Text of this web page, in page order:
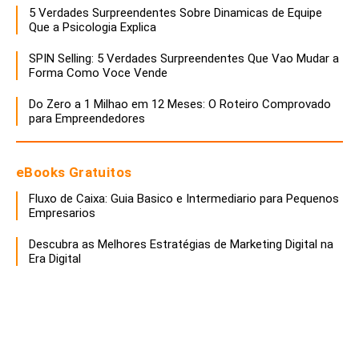
5 Verdades Surpreendentes Sobre Dinamicas de Equipe
Que a Psicologia Explica
SPIN Selling: 5 Verdades Surpreendentes Que Vao Mudar a
Forma Como Voce Vende
Do Zero a 1 Milhao em 12 Meses: O Roteiro Comprovado
para Empreendedores
eBooks Gratuitos
Fluxo de Caixa: Guia Basico e Intermediario para Pequenos
Empresarios
Descubra as Melhores Estratégias de Marketing Digital na
Era Digital